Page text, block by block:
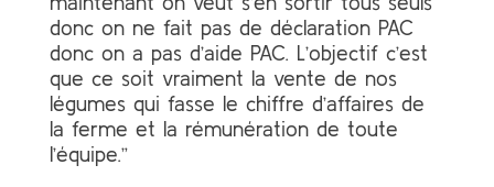
donc on ne fait pas de déclaration PAC
donc on a pas d’aide PAC. L’objectif c’est
que ce soit vraiment la vente de nos
légumes qui fasse le chiffre d’affaires de
la ferme et la rémunération de toute
l’équipe.”